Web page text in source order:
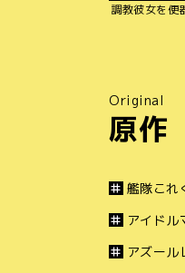
調教彼女を便
Original
原作
艦隊これ
アイドル
アズール